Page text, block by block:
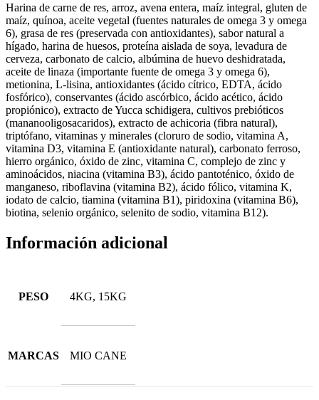
Harina de carne de res, arroz, avena entera, maíz integral, gluten de
maíz, quínoa, aceite vegetal (fuentes naturales de omega 3 y omega
6), grasa de res (preservada con antioxidantes), sabor natural a
hígado, harina de huesos, proteína aislada de soya, levadura de
cerveza, carbonato de calcio, albúmina de huevo deshidratada,
aceite de linaza (importante fuente de omega 3 y omega 6),
metionina, L-lisina, antioxidantes (ácido cítrico, EDTA, ácido
fosfórico), conservantes (ácido ascórbico, ácido acético, ácido
propiónico), extracto de Yucca schidigera, cultivos prebióticos
(mananooligosacaridos), extracto de achicoria (fibra natural),
triptófano, vitaminas y minerales (cloruro de sodio, vitamina A,
vitamina D3, vitamina E (antioxidante natural), carbonato ferroso,
hierro orgánico, óxido de zinc, vitamina C, complejo de zinc y
aminoácidos, niacina (vitamina B3), ácido pantoténico, óxido de
manganeso, riboflavina (vitamina B2), ácido fólico, vitamina K,
iodato de calcio, tiamina (vitamina B1), piridoxina (vitamina B6),
biotina, selenio orgánico, selenito de sodio, vitamina B12).
Información adicional
PESO 4KG, 15KG
MARCAS MIO CANE